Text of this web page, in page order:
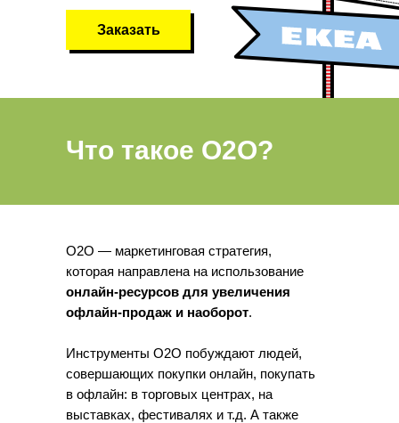
Заказать
Что такое O2O?
О2О — маркетинговая стратегия,
которая направлена на использование
онлайн-ресурсов для увеличения
офлайн-продаж и наоборот.
Инструменты О2О побуждают людей,
совершающих покупки онлайн, покупать
в офлайн: в торговых центрах, на
выставках, фестивалях и т.д. А также